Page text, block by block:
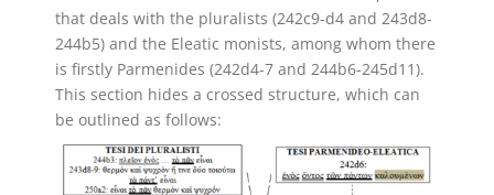
that deals with the pluralists (242c9-d4 and 243d8-
244b5) and the Eleatic monists, among whom there
is firstly Parmenides (242d4-7 and 244b6-245d11).
This section hides a crossed structure, which can
be outlined as follows: